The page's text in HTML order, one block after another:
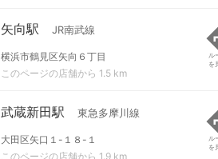
矢向駅 JR南武線
横浜市鶴見区矢向６丁目
このページの店舗から 1.5 km
ル
を
武蔵新田駅 東急多摩川線
大田区矢口１-１８-１
このページの店舗から 1.9 km
ル
を